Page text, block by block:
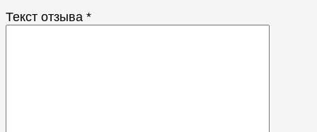
Текст отзыва *